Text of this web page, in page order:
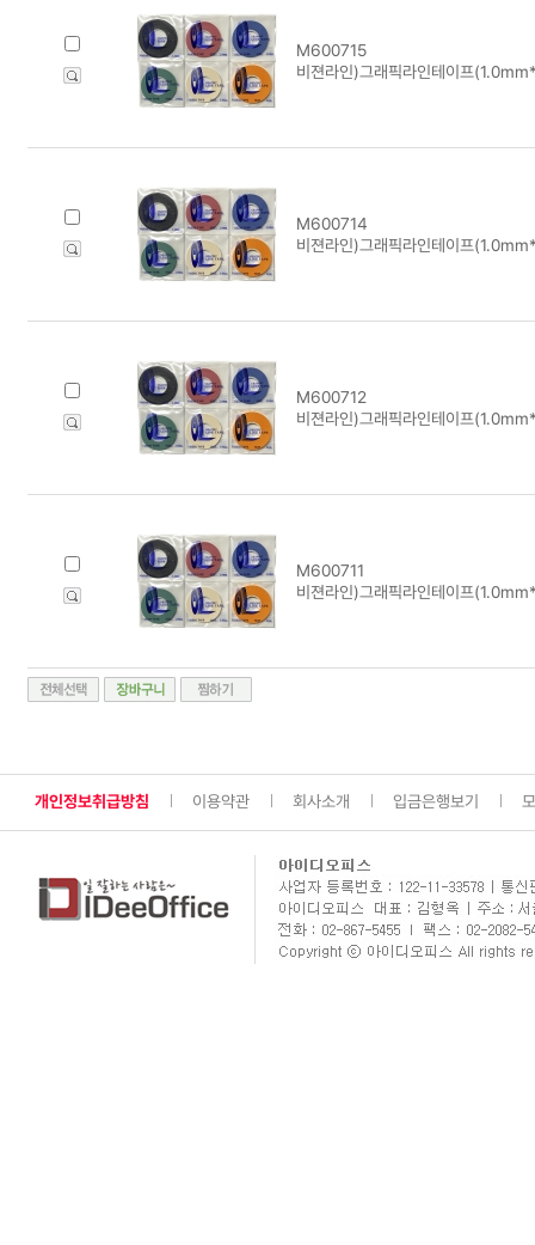
M600715
비젼라인)그래픽라인테이프
M600714
비젼라인)그래픽라인테이프
M600712
비젼라인)그래픽라인테이프
M600711
비젼라인)그래픽라인테이프
개인정보취급방침 이용약관 회사소개 입금은행보기